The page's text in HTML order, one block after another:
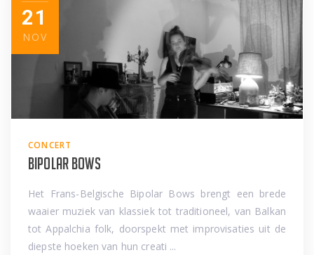
21
NOV
CONCERT
Bipolar Bows
Het Frans-Belgische Bipolar Bows brengt een brede
waaier muziek van klassiek tot traditioneel, van Balkan
tot Appalchia folk, doorspekt met improvisaties uit de
diepste hoeken van hun creati ...